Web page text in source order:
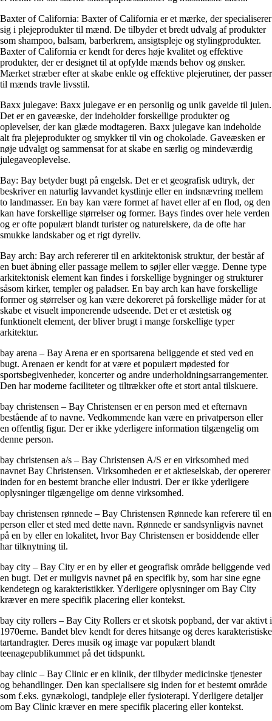
Baxter of California: Baxter of California er et mærke, der specialiserer
sig i plejeprodukter til mænd. De tilbyder et bredt udvalg af produkter
som shampoo, balsam, barberkrem, ansigtspleje og stylingprodukter.
Baxter of California er kendt for deres høje kvalitet og effektive
produkter, der er designet til at opfylde mænds behov og ønsker.
Mærket stræber efter at skabe enkle og effektive plejerutiner, der passer
til mænds travle livsstil.
Baxx julegave: Baxx julegave er en personlig og unik gaveide til julen.
Det er en gaveæske, der indeholder forskellige produkter og
oplevelser, der kan glæde modtageren. Baxx julegave kan indeholde
alt fra plejeprodukter og smykker til vin og chokolade. Gaveæsken er
nøje udvalgt og sammensat for at skabe en særlig og mindeværdig
julegaveoplevelse.
Bay: Bay betyder bugt på engelsk. Det er et geografisk udtryk, der
beskriver en naturlig lavvandet kystlinje eller en indsnævring mellem
to landmasser. En bay kan være formet af havet eller af en flod, og den
kan have forskellige størrelser og former. Bays findes over hele verden
og er ofte populært blandt turister og naturelskere, da de ofte har
smukke landskaber og et rigt dyreliv.
Bay arch: Bay arch refererer til en arkitektonisk struktur, der består af
en buet åbning eller passage mellem to søjler eller vægge. Denne type
arkitektonisk element kan findes i forskellige bygninger og strukturer
såsom kirker, templer og paladser. En bay arch kan have forskellige
former og størrelser og kan være dekoreret på forskellige måder for at
skabe et visuelt imponerende udseende. Det er et æstetisk og
funktionelt element, der bliver brugt i mange forskellige typer
arkitektur.
bay arena – Bay Arena er en sportsarena beliggende et sted ved en
bugt. Arenaen er kendt for at være et populært mødested for
sportsbegivenheder, koncerter og andre underholdningsarrangementer.
Den har moderne faciliteter og tiltrækker ofte et stort antal tilskuere.
bay christensen – Bay Christensen er en person med et efternavn
bestående af to navne. Vedkommende kan være en privatperson eller
en offentlig figur. Der er ikke yderligere information tilgængelig om
denne person.
bay christensen a/s – Bay Christensen A/S er en virksomhed med
navnet Bay Christensen. Virksomheden er et aktieselskab, der opererer
inden for en bestemt branche eller industri. Der er ikke yderligere
oplysninger tilgængelige om denne virksomhed.
bay christensen rønnede – Bay Christensen Rønnede kan referere til en
person eller et sted med dette navn. Rønnede er sandsynligvis navnet
på en by eller en lokalitet, hvor Bay Christensen er bosiddende eller
har tilknytning til.
bay city – Bay City er en by eller et geografisk område beliggende ved
en bugt. Det er muligvis navnet på en specifik by, som har sine egne
kendetegn og karakteristikker. Yderligere oplysninger om Bay City
kræver en mere specifik placering eller kontekst.
bay city rollers – Bay City Rollers er et skotsk popband, der var aktivt i
1970erne. Bandet blev kendt for deres hitsange og deres karakteristiske
tartandragter. Deres musik og image var populært blandt
teenagepublikummet på det tidspunkt.
bay clinic – Bay Clinic er en klinik, der tilbyder medicinske tjenester
og behandlinger. Den kan specialisere sig inden for et bestemt område
som f.eks. gynækologi, tandpleje eller fysioterapi. Yderligere detaljer
om Bay Clinic kræver en mere specifik placering eller kontekst.